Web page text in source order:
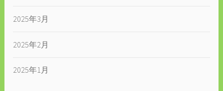
2025年3月
2025年2月
2025年1月